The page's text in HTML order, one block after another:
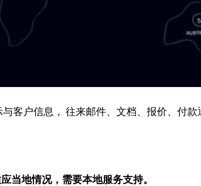
客户信息， 往来邮件、文档、报价、付
当地情况，需要本地服务支持。